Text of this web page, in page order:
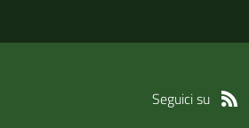
Seguici su